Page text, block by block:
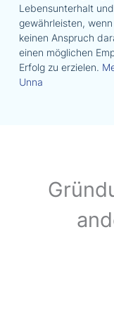
Lebensunterhalt
gewährleisten,
keinen Anspruch
einen möglichen
Erfolg zu erzielen.
Unna